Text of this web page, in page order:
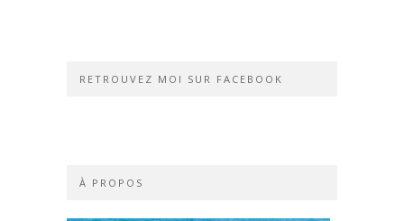
RETROUVEZ MOI SUR FACEBOOK
À PROPOS